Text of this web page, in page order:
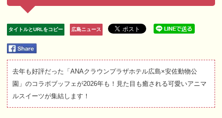
タイトルとURLをコピー 広島ニュース
去年も好評だった「ANAクラウンプラザホテル広島×安佐動物公
園」のコラボブッフェが2026年も！見た目も癒される可愛いアニマ
ルスイーツが集結します！